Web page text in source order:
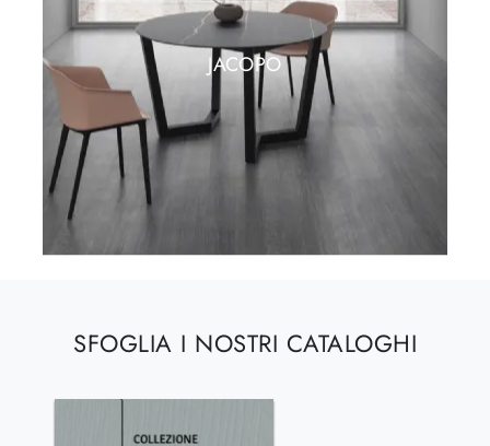
JACOPO
SFOGLIA I NOSTRI CATALOGHI